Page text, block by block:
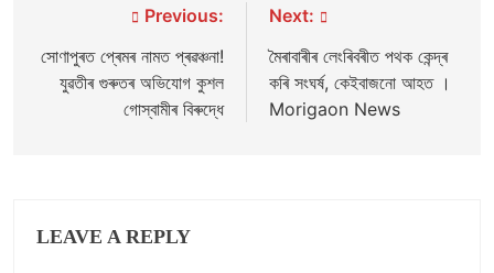
navigation
Previous:
সোণাপুৰত প্ৰেমৰ নামত প্ৰৱঞ্চনা!
যুৱতীৰ গুৰুতৰ অভিযোগ কুশল
গোস্বামীৰ বিৰুদ্ধে
Next:
মৈৰাবাৰীৰ লেংৰিবৰীত পথক কেন্দ্ৰ
কৰি সংঘৰ্ষ, কেইবাজনো আহত ।
Morigaon News
LEAVE A REPLY